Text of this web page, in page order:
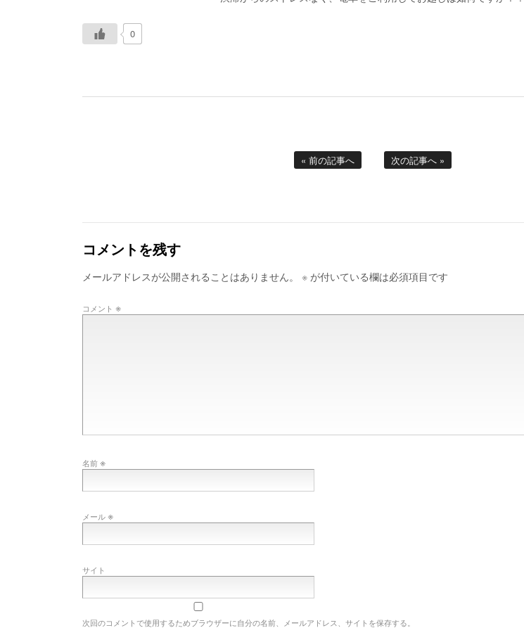
0
« 前の記事へ 次の記事へ »
コメントを残す
メールアドレスが公開されることはありません。 ※ が付いている欄は必須項目です
コメント ※
名前※
メール※
サイト
次回のコメントで使用するためブラウザーに自分の名前、メールアドレス、サイトを保存する。